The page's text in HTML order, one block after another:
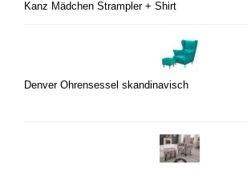
Kanz Mädchen Strampler + Shirt
Denver Ohrensessel skandinavisch